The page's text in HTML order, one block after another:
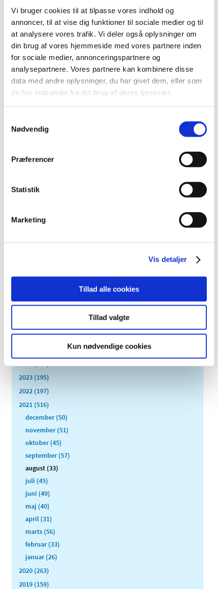
Vi bruger cookies til at tilpasse vores indhold og
annoncer, til at vise dig funktioner til sociale medier og til
at analysere vores trafik. Vi deler også oplysninger om
din brug af vores hjemmeside med vores partnere inden
for sociale medier, annonceringspartnere og
analysepartnere. Vores partnere kan kombinere disse
data med andre oplysninger, du har givet dem, eller som
de har indsamlet fra din brug af deres tjenester.
Nødvendig
Præferencer
Statistik
Marketing
Vis detaljer
Tillad alle cookies
Tillad valgte
Kun nødvendige cookies
formodede bivirkninger ved Comirnaty
(Pfizer/BioNTech), uge 31
|5. august 2021|
Lægemiddelstyrelsen har behandlet i alt 7.815
indberetninger om formodede bivirkninger ved
Status på behandlede indberetninger om
formodede bivirkninger ved Vaxzevria
(AstraZeneca), uge 31
Lægemiddelstyrelsen har behandlet i alt 3.683
Der er i øjeblikket problemer med forsyningen af
|4. august 2021|
Alle (2506)
2026 (84)
2023 (195)
2022 (197)
2021 (516)
december (50)
november (51)
oktober (45)
september (57)
august (33)
juli (45)
juni (49)
maj (40)
april (31)
marts (56)
februar (33)
januar (26)
2020 (263)
2019 (159)